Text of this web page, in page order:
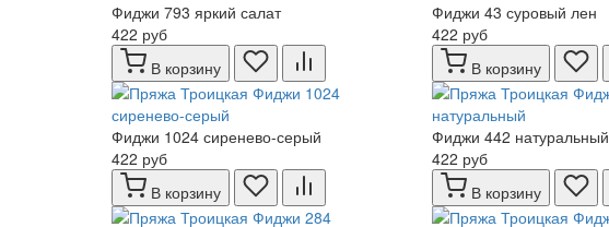
Фиджи 793 яркий салат
422 руб
В корзину
Фиджи 43 суровый лен
422 руб
В корзину
Фиджи 1024 сиренево-серый
422 руб
В корзину
Фиджи 442 натуральный
422 руб
В корзину